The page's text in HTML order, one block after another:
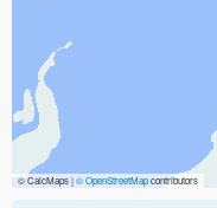
© CalcMaps |© OpenStreetMapcontributors